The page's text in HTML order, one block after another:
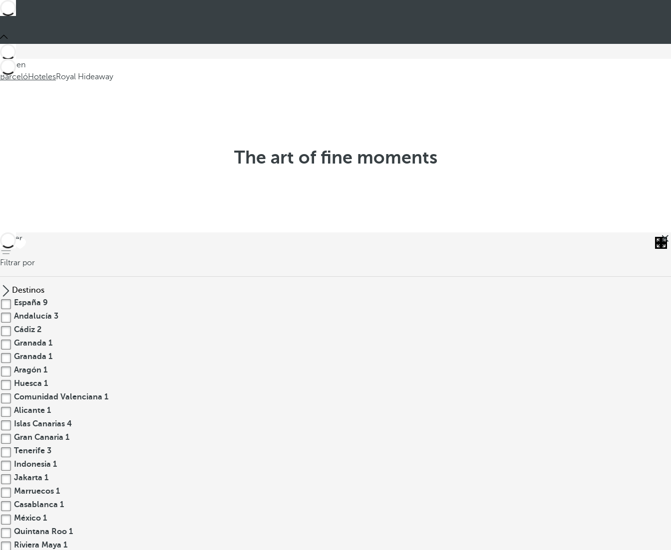
Está en
BarcelóHotelesRoyal Hideaway
The art of fine moments
volver
Filtrar por
Destinos
España 9
Andalucía 3
Cádiz 2
Granada 1
Granada 1
Aragón 1
Huesca 1
Comunidad Valenciana 1
Alicante 1
Islas Canarias 4
Gran Canaria 1
Tenerife 3
Indonesia 1
Jakarta 1
Marruecos 1
Casablanca 1
México 1
Quintana Roo 1
Riviera Maya 1